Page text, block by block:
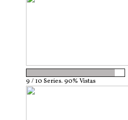
9 / 10 Series. 90% Vistas